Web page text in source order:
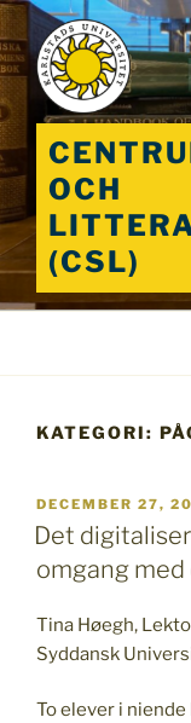
Hoppa
till
innehåll
OCH
(CSL)
KATEGORI:
PUBLICERAT
DECEMBER 27,
Det
omgang
Tina Høegh,
Syddansk
To elever i